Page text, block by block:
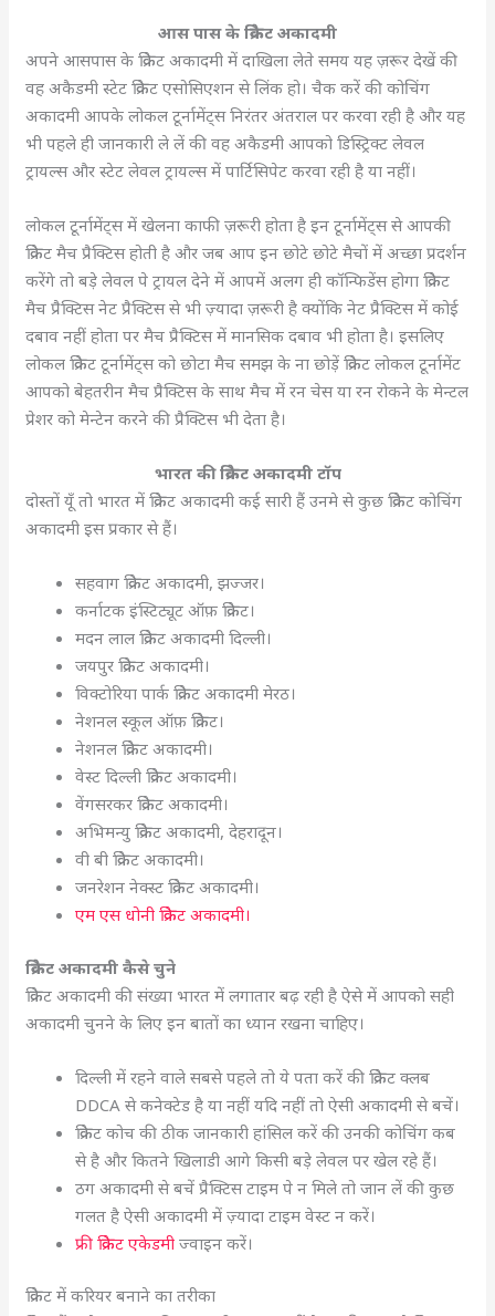
आस पास के क्रिकेट अकादमी
अपने आसपास के क्रिकेट अकादमी में दाखिला लेते समय यह ज़रूर देखें की
वह अकैडमी स्टेट क्रिकेट एसोसिएशन से लिंक हो। चैक करें की कोचिंग
अकादमी आपके लोकल टूर्नामेंट्स निरंतर अंतराल पर करवा रही है और यह
भी पहले ही जानकारी ले लें की वह अकैडमी आपको डिस्ट्रिक्ट लेवल
ट्रायल्स और स्टेट लेवल ट्रायल्स में पार्टिसिपेट करवा रही है या नहीं।
लोकल टूर्नामेंट्स में खेलना काफी ज़रूरी होता है इन टूर्नामेंट्स से आपकी
क्रिकेट मैच प्रैक्टिस होती है और जब आप इन छोटे छोटे मैचों में अच्छा प्रदर्शन
करेंगे तो बड़े लेवल पे ट्रायल देने में आपमें अलग ही कॉन्फिडेंस होगा क्रिकेट
मैच प्रैक्टिस नेट प्रैक्टिस से भी ज़्यादा ज़रूरी है क्योंकि नेट प्रैक्टिस में कोई
दबाव नहीं होता पर मैच प्रैक्टिस में मानसिक दबाव भी होता है। इसलिए
लोकल क्रिकेट टूर्नामेंट्स को छोटा मैच समझ के ना छोड़ें क्रिकेट लोकल टूर्नामेंट
आपको बेहतरीन मैच प्रैक्टिस के साथ मैच में रन चेस या रन रोकने के मेन्टल
प्रेशर को मेन्टेन करने की प्रैक्टिस भी देता है।
भारत की क्रिकेट अकादमी टॉप
दोस्तों यूँ तो भारत में क्रिकेट अकादमी कई सारी हैं उनमे से कुछ क्रिकेट कोचिंग
अकादमी इस प्रकार से हैं।
सहवाग क्रिकेट अकादमी, झज्जर।
कर्नाटक इंस्टिट्यूट ऑफ़ क्रिकेट।
मदन लाल क्रिकेट अकादमी दिल्ली।
जयपुर क्रिकेट अकादमी।
विक्टोरिया पार्क क्रिकेट अकादमी मेरठ।
नेशनल स्कूल ऑफ़ क्रिकेट।
नेशनल क्रिकेट अकादमी।
वेस्ट दिल्ली क्रिकेट अकादमी।
वेंगसरकर क्रिकेट अकादमी।
अभिमन्यु क्रिकेट अकादमी, देहरादून।
वी बी क्रिकेट अकादमी।
जनरेशन नेक्स्ट क्रिकेट अकादमी।
एम एस धोनी क्रिकेट अकादमी।
क्रिकेट अकादमी कैसे चुने
क्रिकेट अकादमी की संख्या भारत में लगातार बढ़ रही है ऐसे में आपको सही
अकादमी चुनने के लिए इन बातों का ध्यान रखना चाहिए।
दिल्ली में रहने वाले सबसे पहले तो ये पता करें की क्रिकेट क्लब
DDCA से कनेक्टेड है या नहीं यदि नहीं तो ऐसी अकादमी से बचें।
क्रिकेट कोच की ठीक जानकारी हांसिल करें की उनकी कोचिंग कब
से है और कितने खिलाडी आगे किसी बड़े लेवल पर खेल रहे हैं।
ठग अकादमी से बचें प्रैक्टिस टाइम पे न मिले तो जान लें की कुछ
गलत है ऐसी अकादमी में ज़्यादा टाइम वेस्ट न करें।
फ्री क्रिकेट एकेडमी ज्वाइन करें।
क्रिकेट में करियर बनाने का तरीका